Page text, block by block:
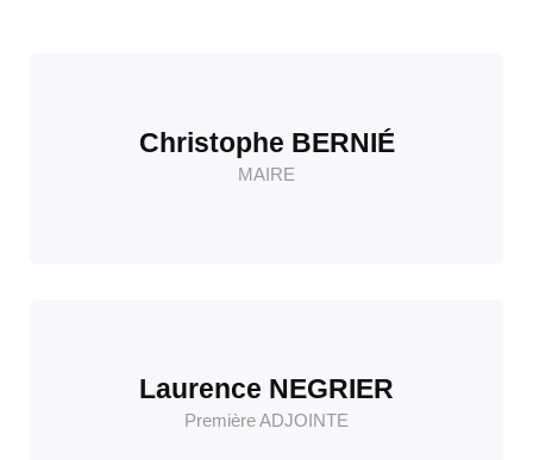
Christophe BERNIÉ
MAIRE
Laurence NEGRIER
Première ADJOINTE